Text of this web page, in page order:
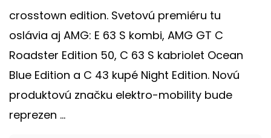
crosstown edition. Svetovú premiéru tu
oslávia aj AMG: E 63 S kombi, AMG GT C
Roadster Edition 50, C 63 S kabriolet Ocean
Blue Edition a C 43 kupé Night Edition. Novú
produktovú značku elektro-mobility bude
reprezen ...